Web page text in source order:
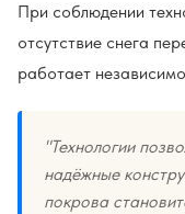
При соблюдении
отсутствие снега
работает
"Технологии
надёжные
покрова